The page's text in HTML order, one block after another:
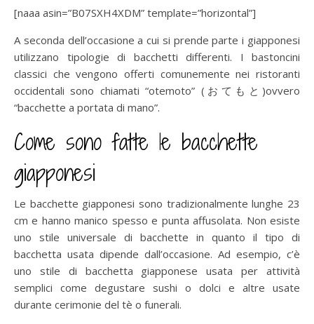
[naaa asin=”B07SXH4XDM” template=”horizontal”]
A seconda dell’occasione a cui si prende parte i giapponesi
utilizzano tipologie di bacchetti differenti. I bastoncini
classici che vengono offerti comunemente nei ristoranti
occidentali sono chiamati “otemoto” (おてもと)ovvero
“bacchette a portata di mano”.
Come sono fatte le bacchette
giapponesi
Le bacchette giapponesi sono tradizionalmente lunghe 23
cm e hanno manico spesso e punta affusolata. Non esiste
uno stile universale di bacchette in quanto il tipo di
bacchetta usata dipende dall’occasione. Ad esempio, c’è
uno stile di bacchetta giapponese usata per attività
semplici come degustare sushi o dolci e altre usate
durante cerimonie del tè o funerali.